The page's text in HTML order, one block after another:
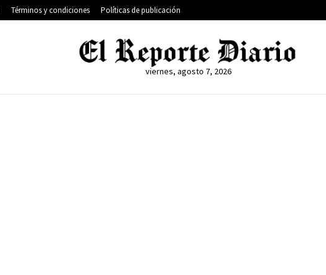
Términos y condiciones Políticas de publicación
viernes, agosto 7, 2026